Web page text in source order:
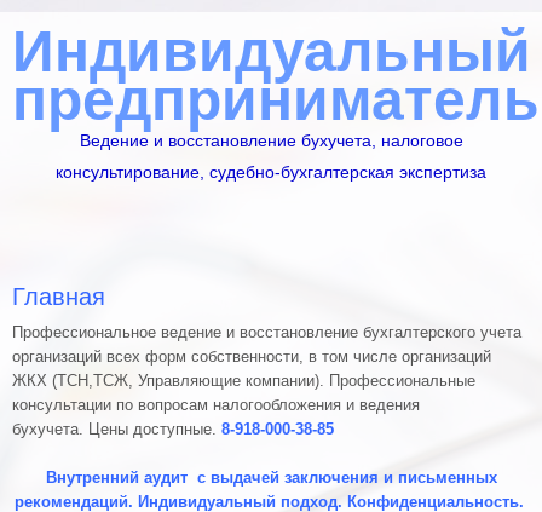
Индивидуальный
предприниматель
Ведение и восстановление бухучета, налоговое
консультирование, судебно-бухгалтерская экспертиза
Главная
Профессиональное ведение и восстановление бухгалтерского учета
организаций всех форм собственности, в том числе организаций
ЖКХ (ТСН,ТСЖ, Управляющие компании). Профессиональные
консультации по вопросам налогообложения и ведения
бухучета. Цены доступные. 8-918-000-38-85
Внутренний аудит с выдачей заключения и письменных
рекомендаций. Индивидуальный подход. Конфиденциальность.